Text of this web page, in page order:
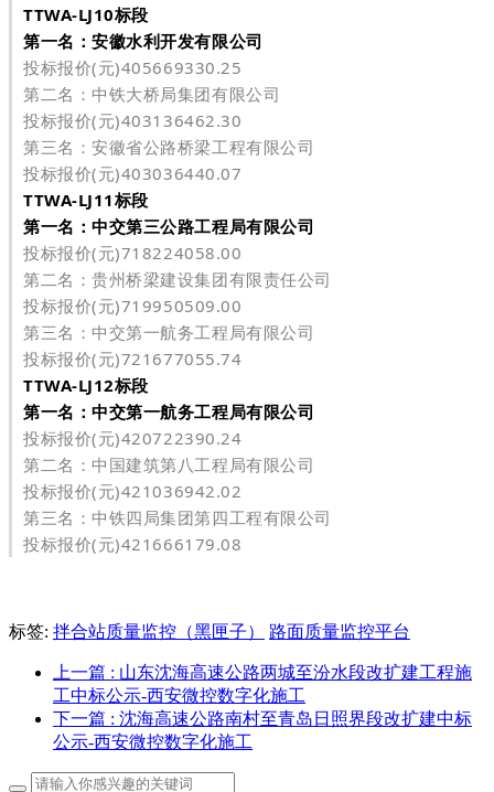
TTWA-LJ10标段
第一名：安徽水利开发有限公司
投标报价(元)405669330.25
第二名：中铁大桥局集团有限公司
投标报价(元)403136462.30
第三名：安徽省公路桥梁工程有限公司
投标报价(元)403036440.07
TTWA-LJ11标段
第一名：中交第三公路工程局有限公司
投标报价(元)718224058.00
第二名：贵州桥梁建设集团有限责任公司
投标报价(元)719950509.00
第三名：中交第一航务工程局有限公司
投标报价(元)721677055.74
TTWA-LJ12标段
第一名：中交第一航务工程局有限公司
投标报价(元)420722390.24
第二名：中国建筑第八工程局有限公司
投标报价(元)421036942.02
第三名：中铁四局集团第四工程有限公司
投标报价(元)421666179.08
标签: 拌合站质量监控（黑匣子） 路面质量监控平台
上一篇 : 山东沈海高速公路两城至汾水段改扩建工程施
工中标公示-西安微控数字化施工
下一篇 : 沈海高速公路南村至青岛日照界段改扩建中标
公示-西安微控数字化施工